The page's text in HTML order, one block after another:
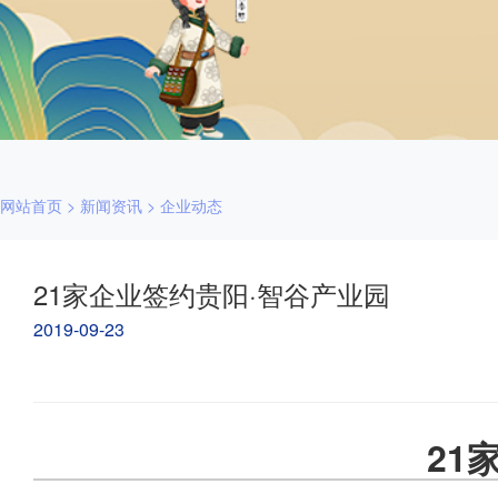
网站首页 > 新闻资讯 > 企业动态
21家企业签约贵阳·智谷产业园
2019-09-23
21